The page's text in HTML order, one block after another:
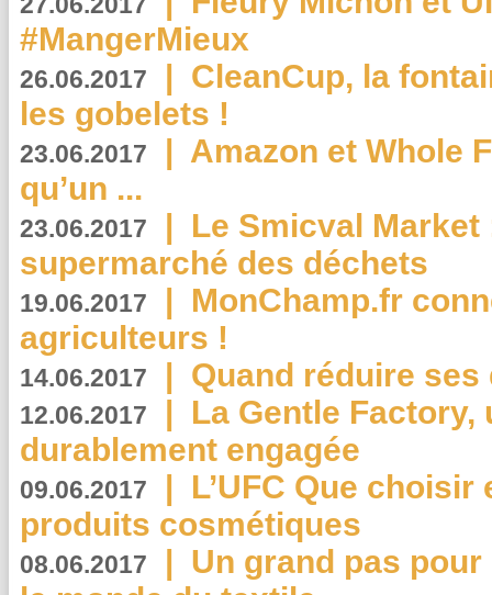
#MangerMieux
26.06.2017 | CleanCup, la
les gobelets !
23.06.2017 | Amazon et Whole
qu’un ...
23.06.2017 | Le Smicval
supermarché des déchets
19.06.2017 | MonChamp.fr
agriculteurs !
14.06.2017 | Quand réduire
12.06.2017 | La Gentle
durablement engagée
09.06.2017 | L’UFC Que
produits cosmétiques
08.06.2017 | Un grand pas